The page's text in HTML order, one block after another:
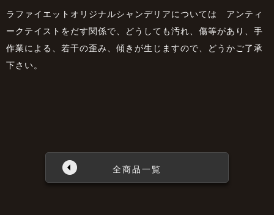
ラファイエットオリジナルシャンデリアについては アンティ
ークテイストをだす関係で、どうしても汚れ、傷等があり、手
作業による、若干の歪み、傾きが生じますので、どうかご了承
下さい。
全商品一覧